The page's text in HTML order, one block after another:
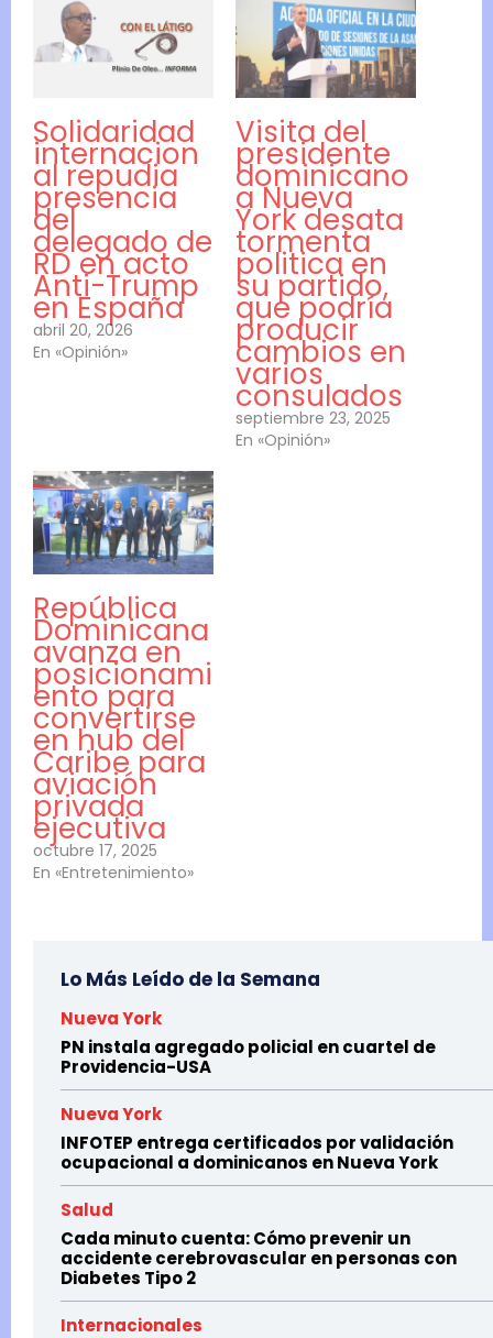
Solidaridad
internacion
al repudia
presencia
del
delegado de
RD en acto
Anti-Trump
en España
abril 20, 2026
En «Opinión»
Visita del
presidente
dominicano
a Nueva
York desata
tormenta
politica en
su partido,
que podría
producir
cambios en
varios
consulados
septiembre 23, 2025
En «Opinión»
República
Dominicana
avanza en
posicionami
ento para
convertirse
en hub del
Caribe para
aviación
privada
ejecutiva
octubre 17, 2025
En «Entretenimiento»
Lo Más Leído de la Semana
Nueva York
PN instala agregado policial en cuartel de
Providencia-USA
Nueva York
INFOTEP entrega certificados por validación
ocupacional a dominicanos en Nueva York
Salud
Cada minuto cuenta: Cómo prevenir un
accidente cerebrovascular en personas con
Diabetes Tipo 2
Internacionales